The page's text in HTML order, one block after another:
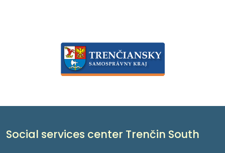
Social services center Trenčin South